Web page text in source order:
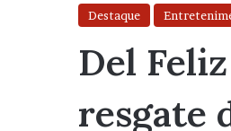
Destaque
Del
resgate